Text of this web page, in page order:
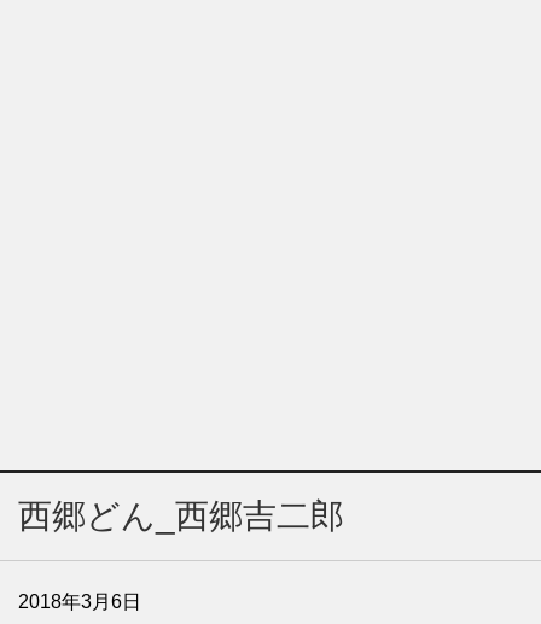
西郷どん_西郷吉二郎
2018年3月6日